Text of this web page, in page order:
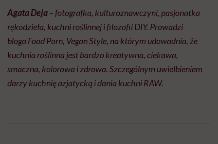
Agata Deja– fotografka, kulturoznawczyni, pasjonatka
rękodzieła, kuchni roślinnej i filozofii DIY. Prowadzi
bloga Food Porn, Vegan Style, na którym udowadnia, że
kuchnia roślinna jest bardzo kreatywna, ciekawa,
smaczna, kolorowa i zdrowa. Szczególnym uwielbieniem
darzy kuchnię azjatycką i dania kuchni RAW.